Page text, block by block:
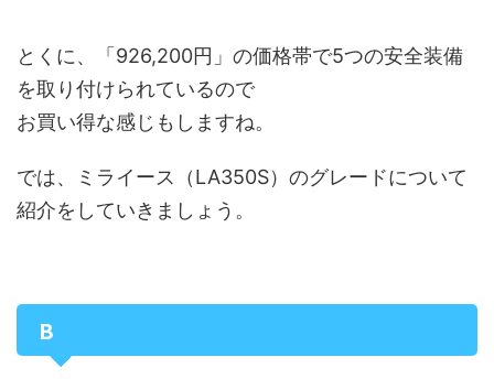
とくに、「926,200円」の価格帯で5つの安全装備
を取り付けられているので
お買い得な感じもしますね。
では、ミライース（LA350S）のグレードについて
紹介をしていきましょう。
B